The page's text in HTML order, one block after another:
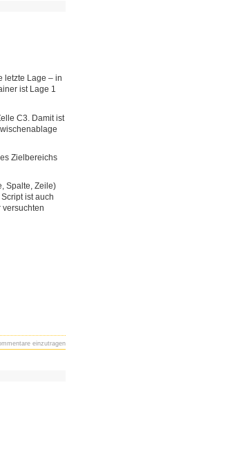
letzte Lage – in
ist Lage 1
C3. Damit ist
Zielbereichs
Spalte, Zeile)
ist auch
versuchten
einzutragen